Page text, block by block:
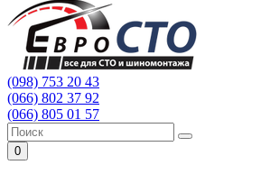
(098) 753 20 43
(066) 802 37 92
(066) 805 01 57
0